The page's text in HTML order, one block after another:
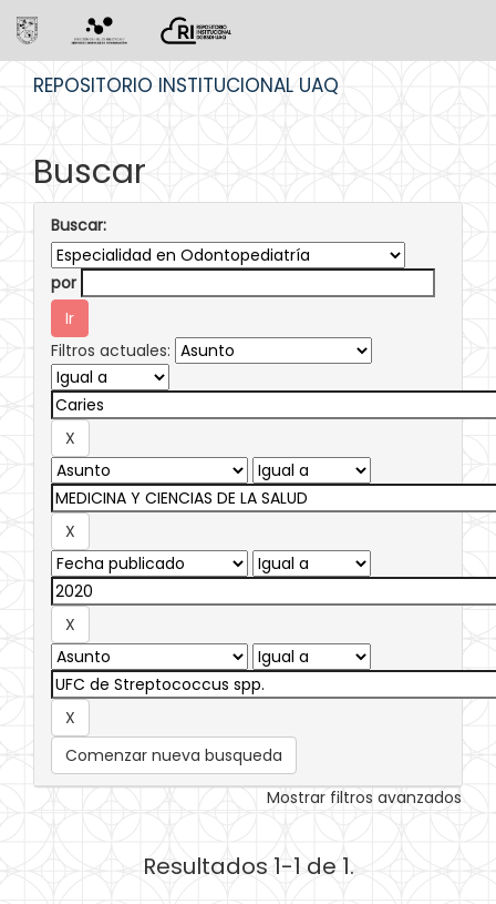
REPOSITORIO INSTITUCIONAL UAQ
Buscar
Buscar:
por
Filtros actuales:
Comenzar nueva busqueda
Mostrar filtros avanzados
Resultados 1-1 de 1.